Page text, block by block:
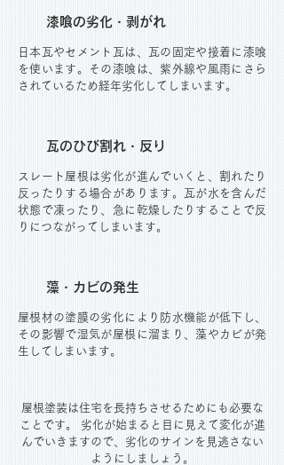
漆喰の劣化・剥がれ
日本瓦やセメント瓦は、瓦の固定や接着に漆喰
を使います。その漆喰は、紫外線や風雨にさら
されているため経年劣化してしまいます。
瓦のひび割れ・反り
スレート屋根は劣化が進んでいくと、割れたり
反ったりする場合があります。瓦が水を含んだ
状態で凍ったり、急に乾燥したりすることで反
りにつながってしまいます。
藻・カビの発生
屋根材の塗膜の劣化により防水機能が低下し、
その影響で湿気が屋根に溜まり、藻やカビが発
生してしまいます。
屋根塗装は住宅を長持ちさせるためにも必要な
ことです。 劣化が始まると目に見えて変化が進
んでいきますので、劣化のサインを見逃さない
ようにしましょう。